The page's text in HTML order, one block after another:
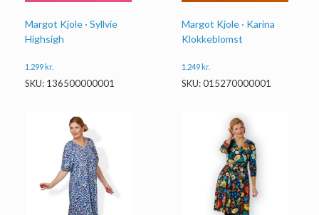
Margot Kjole · Syllvie
Highsigh
1.299 kr.
SKU: 136500000001
Margot Kjole · Karina
Klokkeblomst
1.249 kr.
SKU: 015270000001